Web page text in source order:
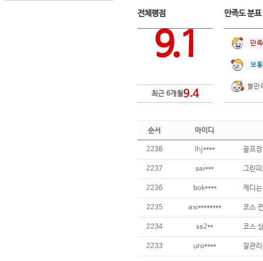
전체평점
9.1
최근 6개월9.4
만족도 분
순서 아이디
2238 lhj****
2237 sai***
2236 bok****
2235 axi********
2234 ss2**
2233 uro**** 잘관